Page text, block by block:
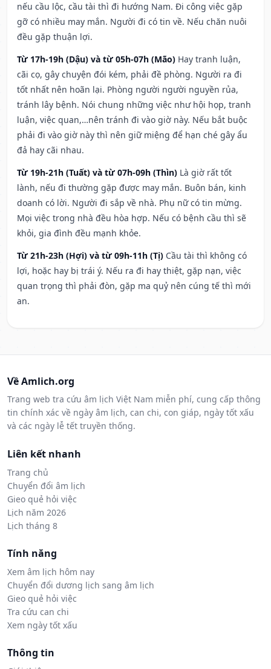
nếu cầu lộc, cầu tài thì đi hướng Nam. Đi công việc gặp
gỡ có nhiều may mắn. Người đi có tin về. Nếu chăn nuôi
đều gặp thuận lợi.
Từ 17h-19h (Dậu) và từ 05h-07h (Mão) Hay tranh luận,
cãi cọ, gây chuyện đói kém, phải đề phòng. Người ra đi
tốt nhất nên hoãn lại. Phòng người người nguyền rủa,
tránh lây bệnh. Nói chung những việc như hội họp, tranh
luận, việc quan,…nên tránh đi vào giờ này. Nếu bắt buộc
phải đi vào giờ này thì nên giữ miệng để hạn ché gây ẩu
đả hay cãi nhau.
Từ 19h-21h (Tuất) và từ 07h-09h (Thìn) Là giờ rất tốt
lành, nếu đi thường gặp được may mắn. Buôn bán, kinh
doanh có lời. Người đi sắp về nhà. Phụ nữ có tin mừng.
Mọi việc trong nhà đều hòa hợp. Nếu có bệnh cầu thì sẽ
khỏi, gia đình đều mạnh khỏe.
Từ 21h-23h (Hợi) và từ 09h-11h (Tị) Cầu tài thì không có
lợi, hoặc hay bị trái ý. Nếu ra đi hay thiệt, gặp nạn, việc
quan trọng thì phải đòn, gặp ma quỷ nên cúng tế thì mới
an.
Về Amlich.org
Trang web tra cứu âm lịch Việt Nam miễn phí, cung cấp thông
tin chính xác về ngày âm lịch, can chi, con giáp, ngày tốt xấu
và các ngày lễ tết truyền thống.
Liên kết nhanh
Trang chủ
Chuyển đổi âm lịch
Gieo quẻ hỏi việc
Lịch năm 2026
Lịch tháng 8
Tính năng
Xem âm lịch hôm nay
Chuyển đổi dương lịch sang âm lịch
Gieo quẻ hỏi việc
Tra cứu can chi
Xem ngày tốt xấu
Thông tin